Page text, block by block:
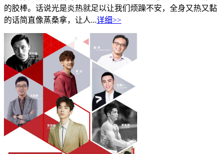
的胶棒。话说光是炎热就足以让我们烦躁不安，全身又热又黏
的话简直像蒸桑拿，让人...详细>>